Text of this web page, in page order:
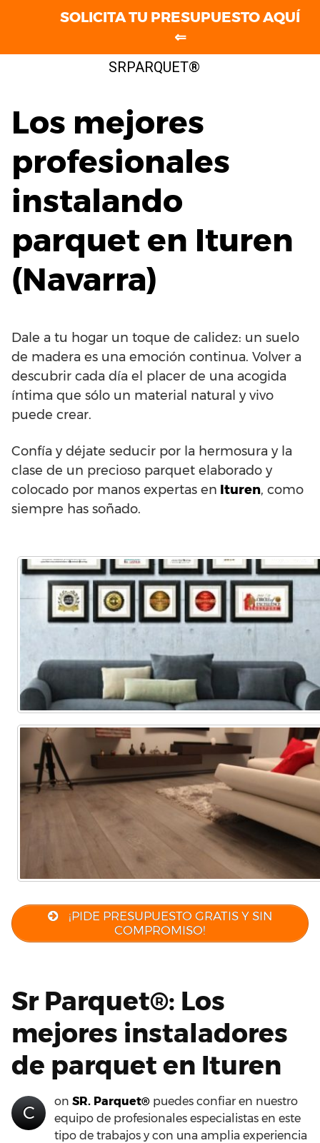
SRPARQUET®
Los mejores
profesionales
instalando
parquet en Ituren
(Navarra)
Dale a tu hogar un toque de calidez: un suelo
de madera es una emoción continua. Volver a
descubrir cada día el placer de una acogida
íntima que sólo un material natural y vivo
puede crear.
Confía y déjate seducir por la hermosura y la
clase de un precioso parquet elaborado y
colocado por manos expertas en Ituren, como
siempre has soñado.
¡PIDE PRESUPUESTO GRATIS Y SIN
COMPROMISO!
Sr Parquet®: Los
mejores instaladores
de parquet en Ituren
C
on SR. Parquet® puedes confiar en nuestro
equipo de profesionales especialistas en este
tipo de trabajos y con una amplia experiencia
SOLICITA TU PRESUPUESTO AQUÍ
⇐